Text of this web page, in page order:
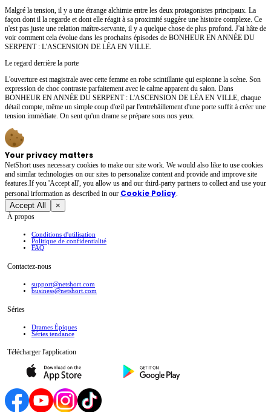
Malgré la tension, il y a une étrange alchimie entre les deux protagonistes principaux. La
façon dont il la regarde et dont elle réagit à sa proximité suggère une histoire complexe. Ce
n'est pas juste une relation maître-servante, il y a quelque chose de plus profond. J'ai hâte de
voir comment cela évolue dans les prochains épisodes de BONHEUR EN ANNÉE DU
SERPENT : L'ASCENSION DE LÉA EN VILLE.
Le regard derrière la porte
L'ouverture est magistrale avec cette femme en robe scintillante qui espionne la scène. Son
expression de choc contraste parfaitement avec le calme apparent du salon. Dans
BONHEUR EN ANNÉE DU SERPENT : L'ASCENSION DE LÉA EN VILLE, chaque
détail compte, même un simple coup d'œil par l'entrebâillement d'une porte suffit à créer une
tension immédiate. On sent qu'un drame se prépare sous nos yeux.
Your privacy matters
NetShort uses necessary cookies to make our site work. We would also like to use cookies
and similar technologies on our sites to personalize content and provide and improve site
features.If you 'Accept all', you allow us and our third-party partners to collect and use your
personal irformation as described in our Cookie Policy.
Accept All ×
À propos
Conditions d'utilisation
Politique de confidentialité
FAQ
Contactez-nous
support@netshort.com
business@netshort.com
Séries
Drames Épiques
Séries tendance
Télécharger l'application